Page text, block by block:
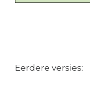
Eerdere versies: